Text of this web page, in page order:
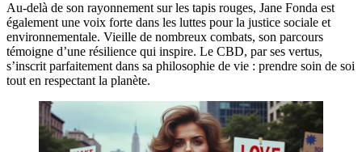
Au-delà de son rayonnement sur les tapis rouges, Jane Fonda est
également une voix forte dans les luttes pour la justice sociale et
environnementale. Vieille de nombreux combats, son parcours
témoigne d’une résilience qui inspire. Le CBD, par ses vertus,
s’inscrit parfaitement dans sa philosophie de vie : prendre soin de soi
tout en respectant la planète.